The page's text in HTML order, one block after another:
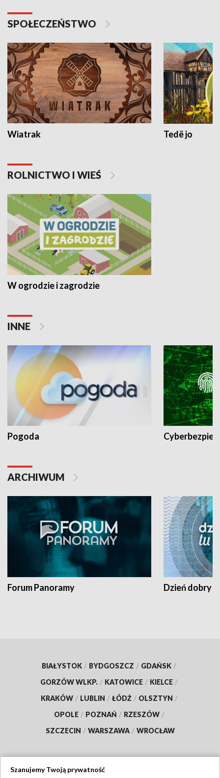
SPOŁECZEŃSTWO
Wiatrak Tedë jo
ROLNICTWO I WIEŚ
W ogrodzie i zagrodzie
INNE
Pogoda
ARCHIWUM
Forum Panoramy Dzień dobry
BIAŁYSTOK / BYDGOSZCZ / GDAŃSK /
GORZÓW WLKP. / KATOWICE / KIELCE /
KRAKÓW / LUBLIN / ŁÓDŹ / OLSZTYN /
OPOLE / POZNAŃ / RZESZÓW /
SZCZECIN / WARSZAWA / WROCŁAW
Szanujemy Twoją prywatność